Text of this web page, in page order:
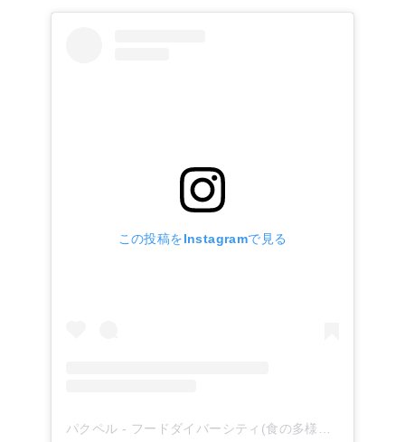
この投稿をInstagramで見る